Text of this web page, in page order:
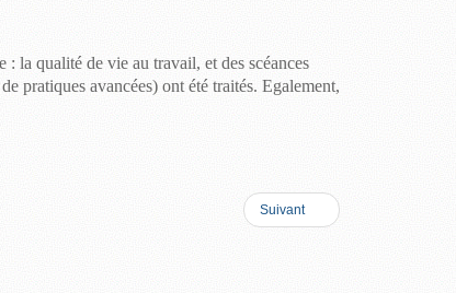
la qualité de vie au travail, et des scéances
de pratiques avancées) ont été traités. Egalement,
Suivant